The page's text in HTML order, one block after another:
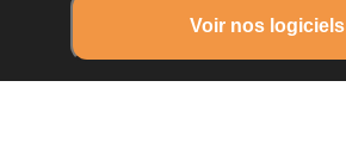
Voir nos logiciels